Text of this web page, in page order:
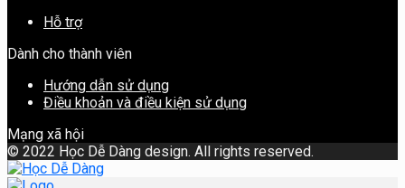
Hỗ trợ
Dành cho thành viên
Hướng dẫn sử dụng
Điều khoản và điều kiện sử dụng
Mạng xã hội
© 2022 Học Dễ Dàng design. All rights reserved.